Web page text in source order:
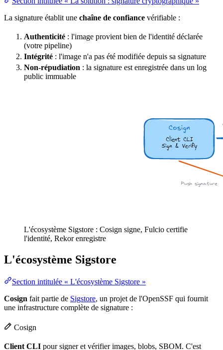
La signature établit une chaîne de confiance vérifiable :
Authenticité : l'image provient bien de l'identité déclarée
(votre pipeline)
Intégrité : l'image n'a pas été modifiée depuis sa signature
Non-répudiation : la signature est enregistrée dans un log
public immuable
L'écosystème Sigstore : Cosign signe, Fulcio certifie
l'identité, Rekor enregistre
L'écosystème Sigstore
Section intitulée « L'écosystème Sigstore »
Cosign fait partie de Sigstore, un projet de l'OpenSSF qui fournit
une infrastructure complète de signature :
Cosign
Client CLI pour signer et vérifier images, blobs, SBOM. C'est